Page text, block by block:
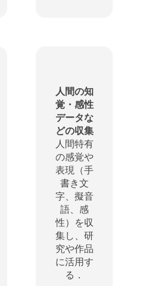
人間の知
覚・感性
データな
どの収集
人間特有
の感覚や
表現（手
書き文
字、擬音
語、感
性）を収
集し、研
究や作品
に活用す
る．